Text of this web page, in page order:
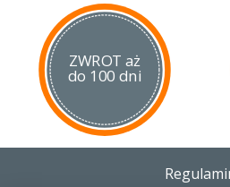
Załóż wkład
Zapakuj starannie zapalniczkę/-ki
Dołóż kartkę ze swoimi danymi
Nie próbuj naprawiać
ZWROT aż
do 100 dni